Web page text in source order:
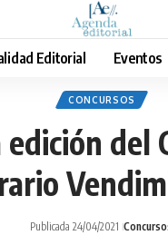
Editorial Eventos
CONCURSOS
edición del
Publicada 24/04/2021